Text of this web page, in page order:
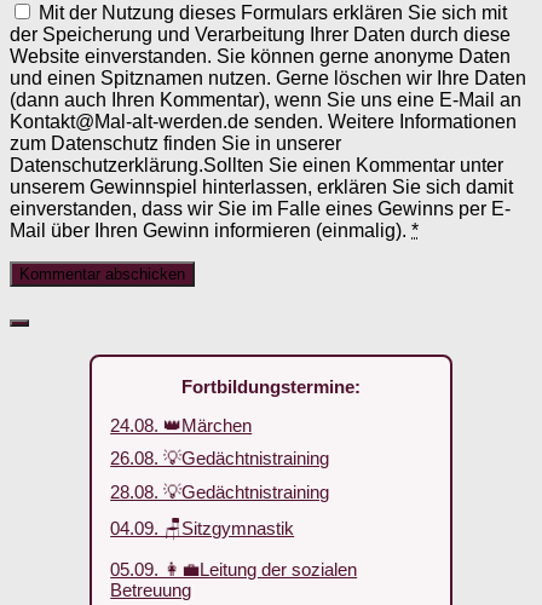
Mit der Nutzung dieses Formulars erklären Sie sich mit
der Speicherung und Verarbeitung Ihrer Daten durch diese
Website einverstanden. Sie können gerne anonyme Daten
und einen Spitznamen nutzen. Gerne löschen wir Ihre Daten
(dann auch Ihren Kommentar), wenn Sie uns eine E-Mail an
Kontakt@Mal-alt-werden.de senden. Weitere Informationen
zum Datenschutz finden Sie in unserer
Datenschutzerklärung.Sollten Sie einen Kommentar unter
unserem Gewinnspiel hinterlassen, erklären Sie sich damit
einverstanden, dass wir Sie im Falle eines Gewinns per E-
Mail über Ihren Gewinn informieren (einmalig). *
Fortbildungstermine:
24.08. 👑Märchen
26.08. 💡Gedächtnistraining
28.08. 💡Gedächtnistraining
04.09. 🪑Sitzgymnastik
05.09. 👩‍💼Leitung der sozialen
Betreuung